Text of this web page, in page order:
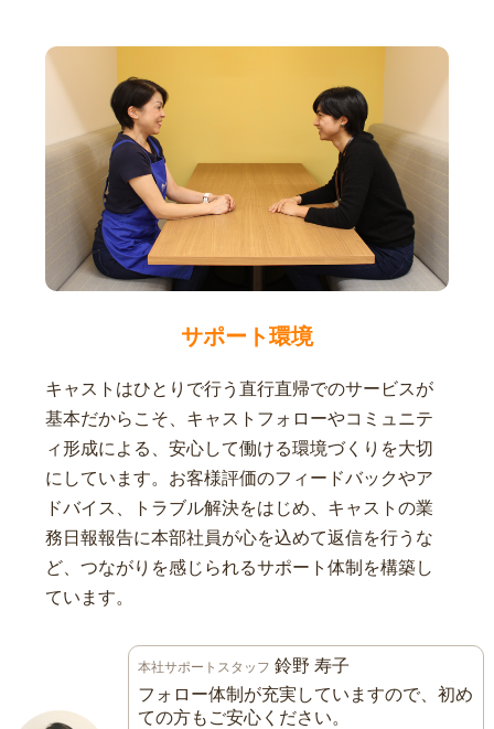
サポート環境
キャストはひとりで行う直行直帰でのサービスが
基本だからこそ、キャストフォローやコミュニテ
ィ形成による、安心して働ける環境づくりを大切
にしています。お客様評価のフィードバックやア
ドバイス、トラブル解決をはじめ、キャストの業
務日報報告に本部社員が心を込めて返信を行うな
ど、つながりを感じられるサポート体制を構築し
ています。
本社サポートスタッフ 鈴野 寿子
フォロー体制が充実していますので、初め
ての方もご安心ください。